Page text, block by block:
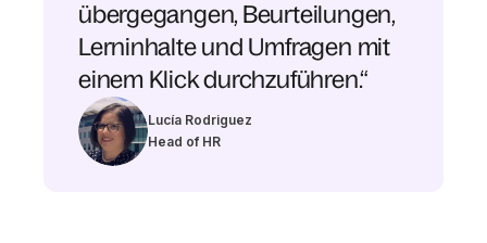
übergegangen, Beurteilungen,
Lerninhalte und Umfragen mit
einem Klick durchzuführen.“
Lucía Rodriguez
Head of HR